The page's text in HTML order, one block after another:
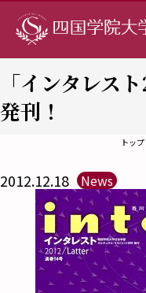
「インタレス
発刊！
トップ
2012.12.18 News